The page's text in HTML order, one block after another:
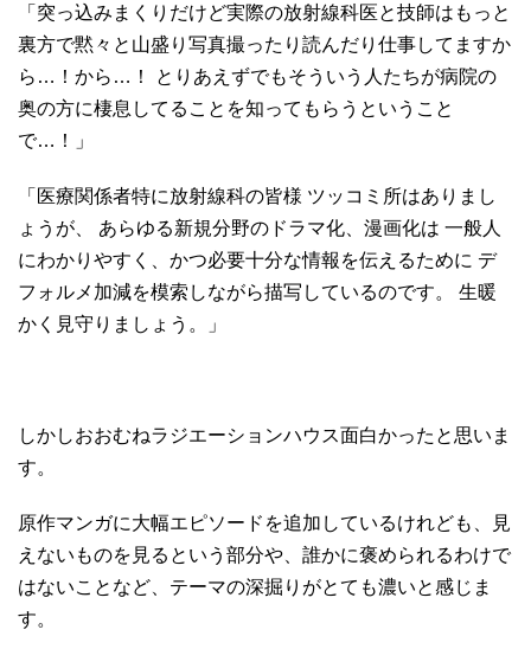
「突っ込みまくりだけど実際の放射線科医と技師はもっと
裏方で黙々と山盛り写真撮ったり読んだり仕事してますか
ら…！から…！ とりあえずでもそういう人たちが病院の
奥の方に棲息してることを知ってもらうということ
で…！」
「医療関係者特に放射線科の皆様 ツッコミ所はありまし
ょうが、 あらゆる新規分野のドラマ化、漫画化は 一般人
にわかりやすく、かつ必要十分な情報を伝えるために デ
フォルメ加減を模索しながら描写しているのです。 生暖
かく見守りましょう。」
しかしおおむねラジエーションハウス面白かったと思いま
す。
原作マンガに大幅エピソードを追加しているけれども、見
えないものを見るという部分や、誰かに褒められるわけで
はないことなど、テーマの深掘りがとても濃いと感じま
す。